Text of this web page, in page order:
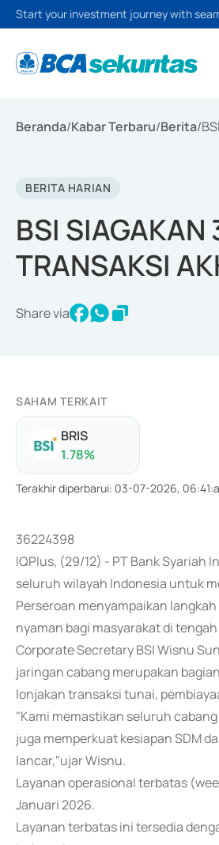
Start your investment journey with
Beranda/Kabar Terbaru/Berita/
BERITA HARIAN
BSI SIAGAKAN
TRANSAKSI
Share via
SAHAM TERKAIT
BRIS
1.78%
Terakhir diperbarui: 03-07-2026,
36224398
IQPlus, (29/12) - PT Bank Syariah
seluruh wilayah Indonesia untuk
Perseroan menyampaikan
nyaman bagi masyarakat di
Corporate Secretary BSI Wisnu
jaringan cabang merupakan
lonjakan transaksi tunai,
"Kami memastikan seluruh
juga memperkuat kesiapan SDM
lancar,"ujar Wisnu.
Layanan operasional terbatas
Januari 2026.
Layanan terbatas ini tersedia